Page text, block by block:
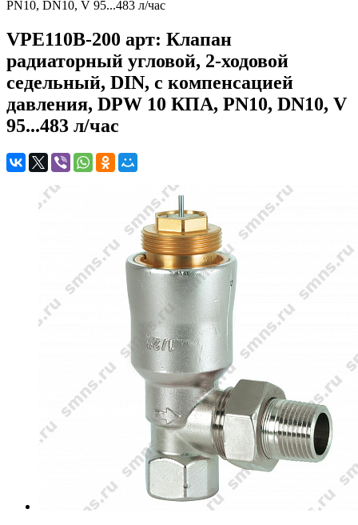
PN10, DN10, V 95...483 л/час
VPE110B-200 арт: Клапан
радиаторный угловой, 2-ходовой
седельный, DIN, с компенсацией
давления, DPW 10 КПА, PN10, DN10, V
95...483 л/час